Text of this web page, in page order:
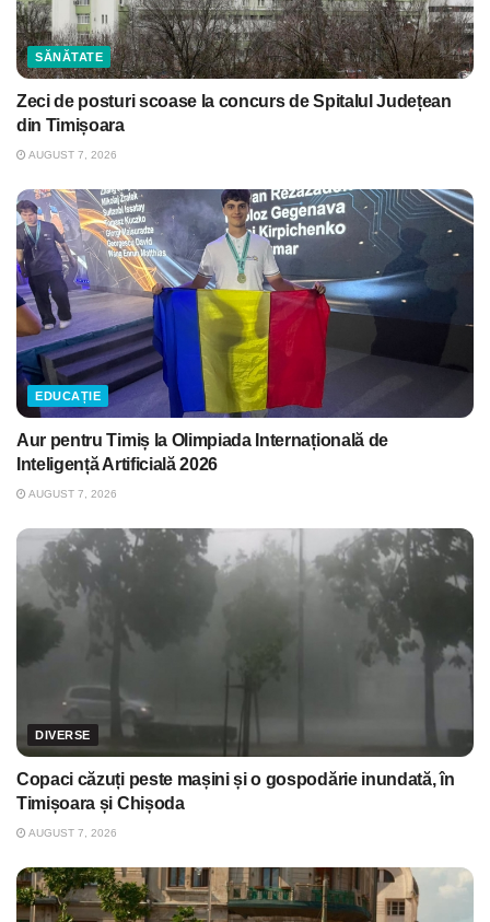
SĂNĂTATE
Zeci de posturi scoase la concurs de Spitalul Județean
din Timișoara
AUGUST 7, 2026
EDUCAȚIE
Aur pentru Timiș la Olimpiada Internațională de
Inteligență Artificială 2026
AUGUST 7, 2026
DIVERSE
Copaci căzuți peste mașini și o gospodărie inundată, în
Timișoara și Chișoda
AUGUST 7, 2026